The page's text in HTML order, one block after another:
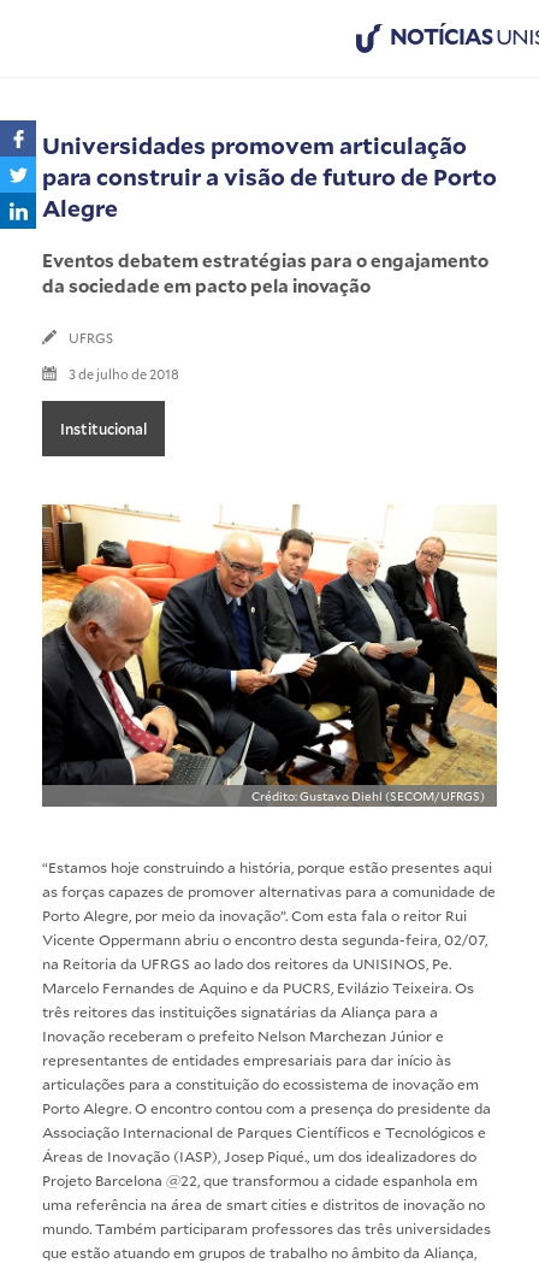
NOTÍCIAS
Universidades promovem articulação
para construir a visão de futuro de Porto
Alegre
Eventos debatem estratégias para o engajamento
da sociedade em pacto pela inovação
UFRGS
3 de julho de 2018
Institucional
Crédito: Gustavo Diehl (SECOM/UFRGS)
“Estamos hoje construindo a história, porque estão presentes aqui
as forças capazes de promover alternativas para a comunidade de
Porto Alegre, por meio da inovação”. Com esta fala o reitor Rui
Vicente Oppermann abriu o encontro desta segunda-feira, 02/07,
na Reitoria da UFRGS ao lado dos reitores da UNISINOS, Pe.
Marcelo Fernandes de Aquino e da PUCRS, Evilázio Teixeira. Os
três reitores das instituições signatárias da Aliança para a
Inovação receberam o prefeito Nelson Marchezan Júnior e
representantes de entidades empresariais para dar início às
articulações para a constituição do ecossistema de inovação em
Porto Alegre. O encontro contou com a presença do presidente da
Associação Internacional de Parques Científicos e Tecnológicos e
Áreas de Inovação (IASP), Josep Piqué., um dos idealizadores do
Projeto Barcelona @22, que transformou a cidade espanhola em
uma referência na área de smart cities e distritos de inovação no
mundo. Também participaram professores das três universidades
que estão atuando em grupos de trabalho no âmbito da Aliança,